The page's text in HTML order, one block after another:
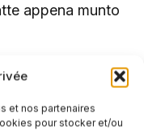
et nos partenaires
pour stocker et/ou
appena munto
cosa